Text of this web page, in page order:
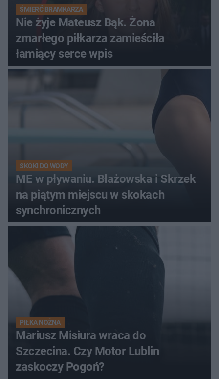
ŚMIERĆ BRAMKARZA
Nie żyje Mateusz Bąk. Żona
zmarłego piłkarza zamieściła
łamiący serce wpis
SKOKI DO WODY
ME w pływaniu. Błażowska i Skrzek
na piątym miejscu w skokach
synchronicznych
PIŁKA NOŻNA
Mariusz Misiura wraca do
Szczecina. Czy Motor Lublin
zaskoczy Pogoń?